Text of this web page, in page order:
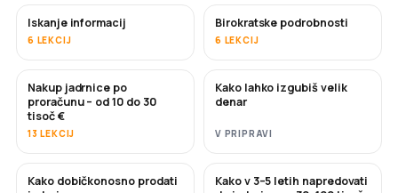
Iskanje informacij
6 LEKCIJ
Birokratske podrobnosti
6 LEKCIJ
KMALU
Nakup jadrnice po
proračunu – od 10 do 30
tisoč €
13 LEKCIJ
KMALU
Kako lahko izgubiš velik
denar
V PRIPRAVI
NOVO
Kako dobičkonosno prodati
NOVO
Kako v 3–5 letih napredovati